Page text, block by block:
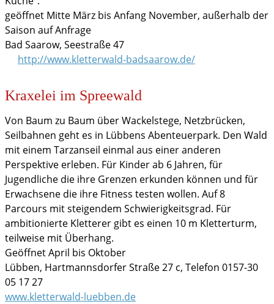
geöffnet Mitte März bis Anfang November, außerhalb der
Saison auf Anfrage
Bad Saarow, Seestraße 47
http://www.kletterwald-badsaarow.de/
Kraxelei im Spreewald
Von Baum zu Baum über Wackelstege, Netzbrücken,
Seilbahnen geht es in Lübbens Abenteuerpark. Den Wald
mit einem Tarzanseil einmal aus einer anderen
Perspektive erleben. Für Kinder ab 6 Jahren, für
Jugendliche die ihre Grenzen erkunden können und für
Erwachsene die ihre Fitness testen wollen. Auf 8
Parcours mit steigendem Schwierigkeitsgrad. Für
ambitionierte Kletterer gibt es einen 10 m Kletterturm,
teilweise mit Überhang.
Geöffnet April bis Oktober
Lübben, Hartmannsdorfer Straße 27 c, Telefon 0157-30
05 17 27
www.kletterwald-luebben.de